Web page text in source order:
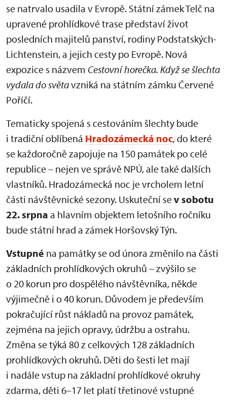
se natrvalo usadila v Evropě. Státní zámek Telč na
upravené prohlídkové trase představí život
posledních majitelů panství, rodiny Podstatských-
Lichtenstein, a jejich cesty po Evropě. Nová
expozice s názvem Cestovní horečka. Když se šlechta
vydala do světavzniká na státním zámku Červené
Poříčí.
Tematicky spojená s cestováním šlechty bude
i tradiční oblíbená Hradozámecká noc, do které
se každoročně zapojuje na 150 památek po celé
republice – nejen ve správě NPÚ, ale také dalších
vlastníků. Hradozámecká noc je vrcholem letní
části návštěvnické sezony. Uskuteční sev sobotu
22. srpna a hlavním objektem letošního ročníku
bude státní hrad a zámek Horšovský Týn.
Vstupné na památky se od února změnilo na části
základních prohlídkových okruhů – zvýšilo se
o 20 korun pro dospělého návštěvníka, někde
výjimečně i o 40 korun. Důvodem je především
pokračující růst nákladů na provoz památek,
zejména na jejich opravy, údržbu a ostrahu.
Změna se týká 80 z celkových 128 základních
prohlídkových okruhů. Děti do šesti let mají
i nadále vstup na základní prohlídkové okruhy
zdarma, děti 6–17 let platí třetinové vstupné